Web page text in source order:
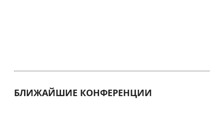
БЛИЖАЙШИЕ КОНФЕРЕНЦИИ